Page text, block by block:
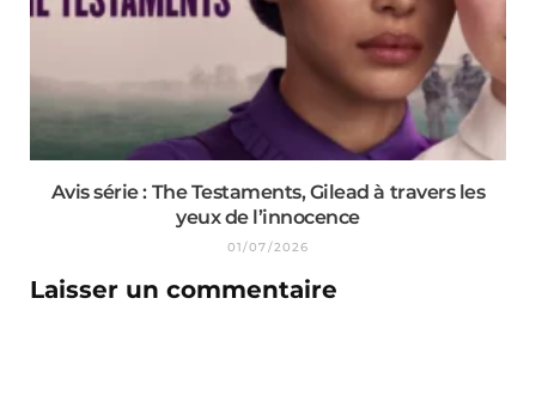
Avis série : The Testaments, Gilead à travers les
yeux de l’innocence
01/07/2026
Laisser un commentaire